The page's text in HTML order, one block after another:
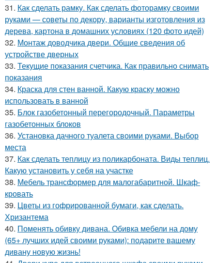
31. Как сделать рамку. Как сделать фоторамку своими
руками — советы по декору, варианты изготовления из
дерева, картона в домашних условиях (120 фото идей)
32. Монтаж доводчика двери. Общие сведения об
устройстве дверных
33. Текущие показания счетчика. Как правильно снимать
показания
34. Краска для стен ванной. Какую краску можно
использовать в ванной
35. Блок газобетонный перегородочный. Параметры
газобетонных блоков
36. Установка дачного туалета своими руками. Выбор
места
37. Как сделать теплицу из поликарбоната. Виды теплиц.
Какую установить у себя на участке
38. Мебель трансформер для малогабаритной. Шкаф-
кровать
39. Цветы из гофрированной бумаги, как сделать.
Хризантема
40. Поменять обивку дивана. Обивка мебели на дому
(65+ лучших идей своими руками): подарите вашему
дивану новую жизнь!